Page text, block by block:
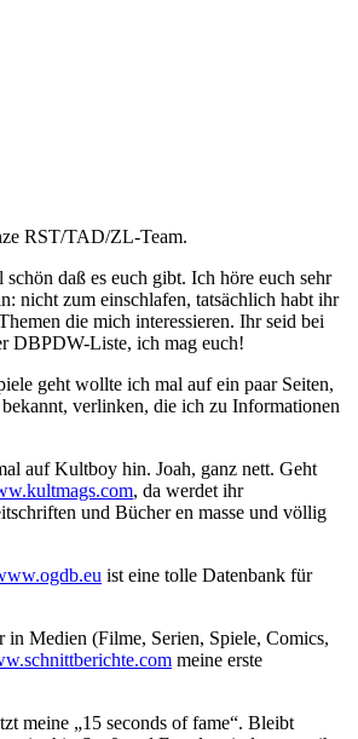
RST/TAD/ZL-Team.
schön daß es euch gibt. Ich höre euch sehr
nicht zum einschlafen, tatsächlich habt ihr
die mich interessieren. Ihr seid bei
DBPDW-Liste, ich mag euch!
geht wollte ich mal auf ein paar Seiten,
verlinken, die ich zu Informationen
auf Kultboy hin. Joah, ganz nett. Geht
, da werdet ihr
und Bücher en masse und völlig
ist eine tolle Datenbank für
in Medien (Filme, Serien, Spiele, Comics,
meine erste
meine „15 seconds of fame“. Bleibt